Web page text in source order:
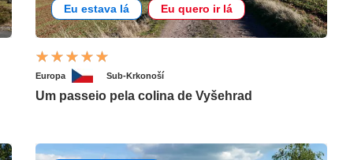
Eu estava lá Eu quero ir lá
Europa Sub-Krkonoší
Um passeio pela colina de Vyšehrad